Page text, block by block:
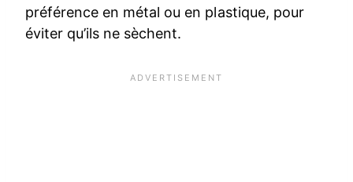
préférence en métal ou en plastique, pour
éviter qu’ils ne sèchent.